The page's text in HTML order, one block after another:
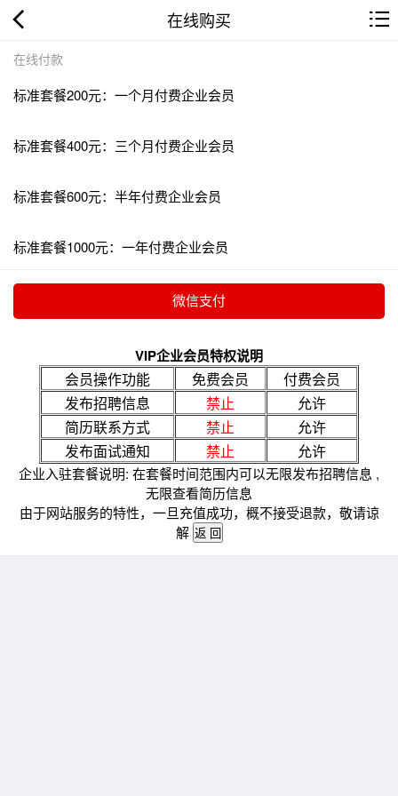
在线购买
在线付款
标准套餐200元：一个月付费企业会员
标准套餐400元：三个月付费企业会员
标准套餐600元：半年付费企业会员
标准套餐1000元：一年付费企业会员
VIP企业会员特权说明
会员操作功能 免费会员
付费会员
发布招聘信息
禁止
允许
简历联系方式
禁止
允许
发布面试通知
禁止 允许
企业入驻套餐说明: 在套餐时间范围内可以无限发布招聘信息 ,
无限查看简历信息
由于网站服务的特性，一旦充值成功，概不接受退款，敬请谅
解